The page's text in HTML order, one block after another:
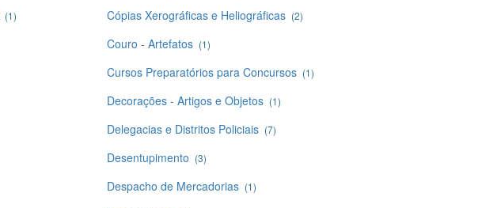
(1) Cópias Xerográficas e Heliográficas (2)
Couro - Artefatos (1)
Cursos Preparatórios para Concursos (1)
Decorações - Artigos e Objetos (1)
Delegacias e Distritos Policiais (7)
Desentupimento (3)
Despacho de Mercadorias (1)